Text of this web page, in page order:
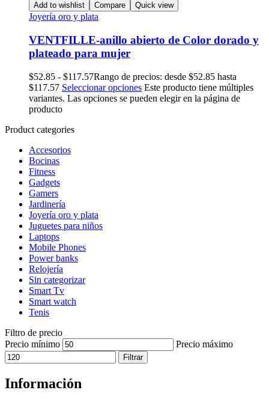
Add to wishlist Compare Quick view
Joyería oro y plata
VENTFILLE-anillo abierto de Color dorado y
plateado para mujer
$52.85 - $117.57Rango de precios: desde $52.85 hasta
$117.57 Seleccionar opciones Este producto tiene múltiples
variantes. Las opciones se pueden elegir en la página de
producto
Product categories
Accesorios
Bocinas
Fitness
Gadgets
Gamers
Jardinería
Joyería oro y plata
Juguetes para niños
Laptops
Mobile Phones
Power banks
Relojería
Sin categorizar
Smart Tv
Smart watch
Tenis
Filtro de precio
Precio mínimo
Precio máximo
Filtrar
Información